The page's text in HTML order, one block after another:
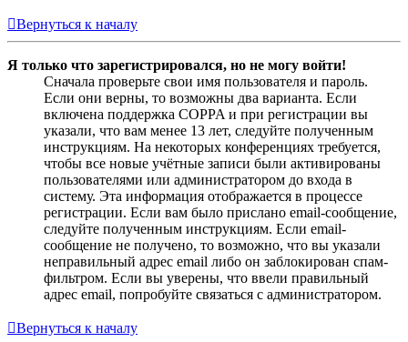
Вернуться к началу
Я только что зарегистрировался, но не могу войти!
Сначала проверьте свои имя пользователя и пароль.
Если они верны, то возможны два варианта. Если
включена поддержка COPPA и при регистрации вы
указали, что вам менее 13 лет, следуйте полученным
инструкциям. На некоторых конференциях требуется,
чтобы все новые учётные записи были активированы
пользователями или администратором до входа в
систему. Эта информация отображается в процессе
регистрации. Если вам было прислано email-сообщение,
следуйте полученным инструкциям. Если email-
сообщение не получено, то возможно, что вы указали
неправильный адрес email либо он заблокирован спам-
фильтром. Если вы уверены, что ввели правильный
адрес email, попробуйте связаться с администратором.
Вернуться к началу